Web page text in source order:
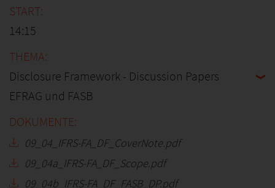
14:15
Disclosure Framework - Discussion Papers
EFRAG und FASB
09_04_IFRS-FA_DF_CoverNote.pdf
09_04a_IFRS-FA_DF_Scope.pdf
09_04b_IFRS-FA_DF_FASB_DP.pdf